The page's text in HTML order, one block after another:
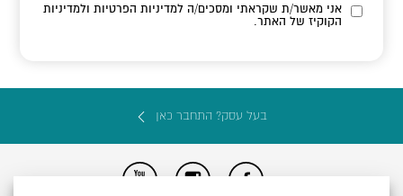
אני מאשר/ת שקראתי ומסכים/הלמדיניות הפרטיות ולמדיניות
הקוקיז של האתר.
בעל עסק? התחבר כאן